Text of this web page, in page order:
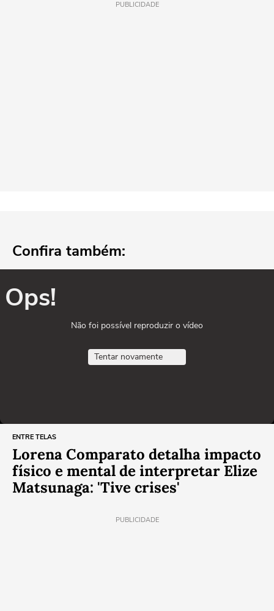
PUBLICIDADE
Confira também:
Ops!
Não foi possível reproduzir o vídeo
Tentar novamente
ENTRE TELAS
Lorena Comparato detalha impacto
físico e mental de interpretar Elize
Matsunaga: 'Tive crises'
PUBLICIDADE